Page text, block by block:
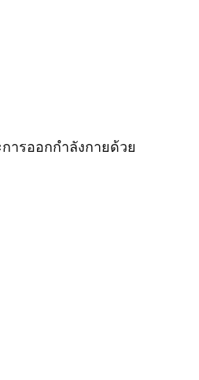
ารออกกำลังกายด้วย